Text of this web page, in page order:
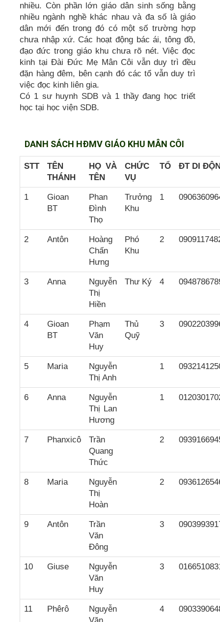
nhiều. Còn phần lớn giáo dân sinh sống bằng
nhiều ngành nghề khác nhau và đa số là giáo
dân mới đến trong đó có một số trường hợp
chưa nhập xứ. Các hoạt động bác ái, tông đồ,
đạo đức trong giáo khu chưa rõ nét. Việc đọc
kinh tại Đài Đức Mẹ Mân Côi vẫn duy trì đều
đặn hàng đêm, bên cạnh đó các tổ vẫn duy trì
việc đọc kinh liên gia.
Có 1 sư huynh SDB và 1 thầy đang học triết
học tại học viện SDB.
DANH SÁCH HĐMV GIÁO KHU MÂN CÔI
STT
TÊN
THÁNH
HỌ VÀ
TÊN
CHỨC
VỤ
TỔ ĐT DI
1
Gioan
BT
Phan
Đình
Thọ
Trưởng
Khu
1
2 Antôn
Hoàng
Chấn
Hưng
Phó
Khu
2
3 Anna
Nguyễn
Thị
Hiền
Thư Ký 4
4
Gioan
BT
Phạm
Văn
Huy
Thủ
Quỹ
3
5 Maria
Nguyễn
Thị Anh
1
6 Anna
Nguyễn
Thị Lan
Hương
1
7 Phanxicô
Trần
Quang
Thức
2
8 Maria
Nguyễn
Thị
Hoàn
2
9 Antôn
Trần
Văn
Đông
3
10 Giuse
Nguyễn
Văn
Huy
3
11 Phêrô
Nguyễn
Văn
4